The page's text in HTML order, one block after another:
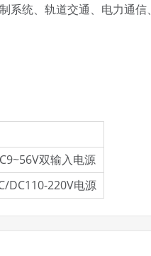
系统、轨道交通、电力通
双输入电源
DC110-220V电源